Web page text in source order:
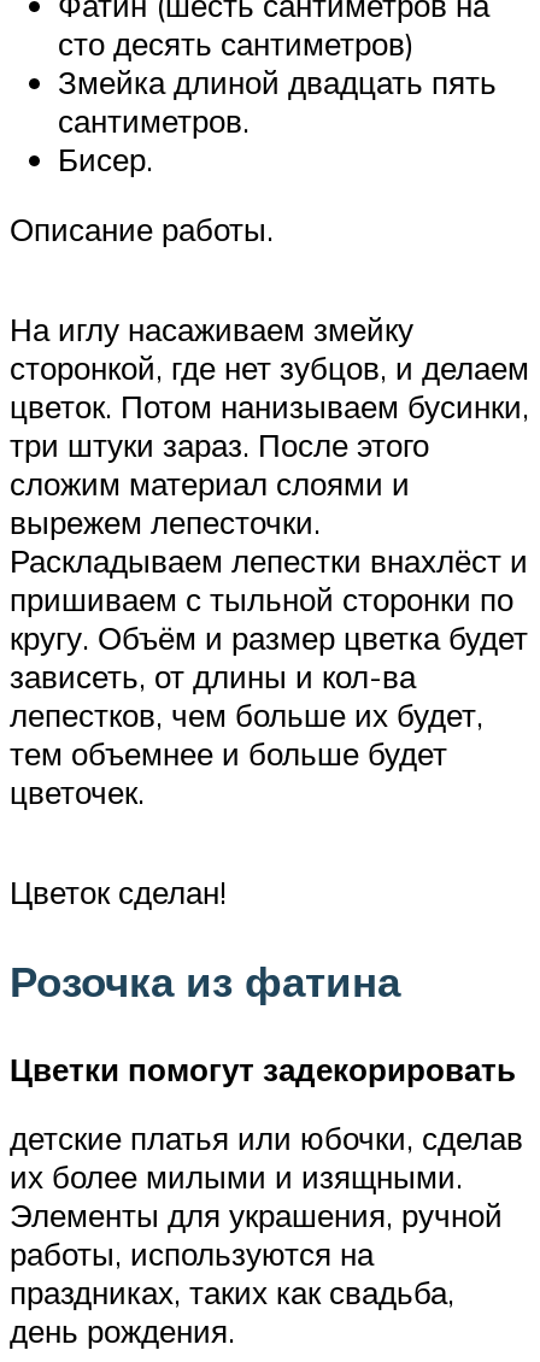
сто десять сантиметров)
Змейка длиной двадцать пять
сантиметров.
Бисер.
Описание работы.
На иглу насаживаем змейку
сторонкой, где нет зубцов, и делаем
цветок. Потом нанизываем бусинки,
три штуки зараз. После этого
сложим материал слоями и
вырежем лепесточки.
Раскладываем лепестки внахлёст и
пришиваем с тыльной сторонки по
кругу. Объём и размер цветка будет
зависеть, от длины и кол-ва
лепестков, чем больше их будет,
тем объемнее и больше будет
цветочек.
Цветок сделан!
Розочка из фатина
Цветки помогут задекорировать
детские платья или юбочки, сделав
их более милыми и изящными.
Элементы для украшения, ручной
работы, используются на
праздниках, таких как свадьба,
день рождения.